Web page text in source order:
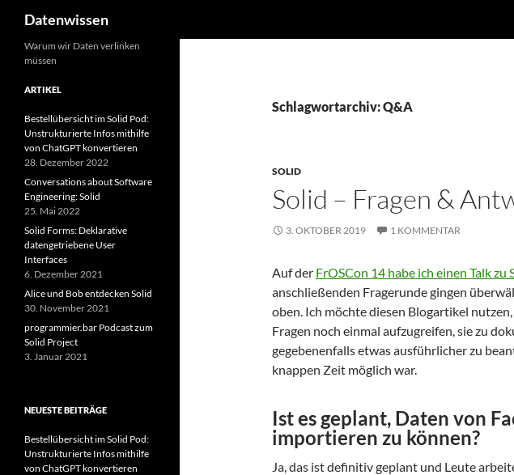
Zum
Inhalt
springen
Datenwissen
Schlagwortarchiv: Q&A
SOLID
Solid – Fragen &
3. OKTOBER 2019 1 KOMMENTAR
Auf der FrOSCon 14 habe ich einen Talk zu
anschließenden Fragerunde gingen
oben. Ich möchte diesen Blogartikel
Fragen noch einmal aufzugreifen, sie zu
gegebenenfalls etwas ausführlicher zu
knappen Zeit möglich war.
Ist es geplant, Daten von
importieren zu können?
Ja, das ist definitiv geplant und Leute
Warum wir Daten verlinken
müssen
ARTIKEL
Bestellübersicht im Solid Pod:
Unstrukturierte Infos mithilfe
von ChatGPT konvertieren
28. Dezember 2022
Conversations about Software
Engineering: Solid
25. Mai 2022
Solid Forms: Deklarative
datengetriebene User
Interfaces
6. Dezember 2021
Alice und Bob entdecken Solid
30. November 2021
programmier.bar Podcast zum
Solid Project
3. Januar 2021
NEUESTE BEITRÄGE
Bestellübersicht im Solid Pod:
Unstrukturierte Infos mithilfe
von ChatGPT konvertieren